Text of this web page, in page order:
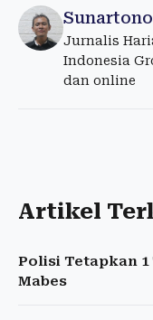
Sunartono
Jurnalis
Indonesia
dan online
Artikel
Polisi Tetapkan
Mabes